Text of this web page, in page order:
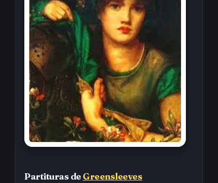
Partituras de Greensleeves